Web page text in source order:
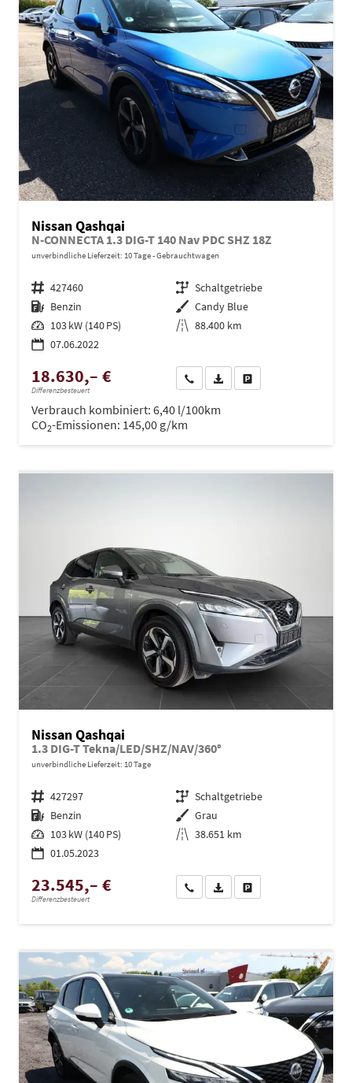
Nissan Qashqai
N-CONNECTA 1.3 DIG-T 140 Nav PDC SHZ 18Z
unverbindliche Lieferzeit: 10 Tage Gebrauchtwagen
Fahrzeugnr. 427460 Getriebe Schaltgetriebe
Kraftstoff Benzin Außenfarbe Candy Blue
Leistung 103 kW (140 PS) Kilometerstand 88.400 km
07.06.2022
18.630,– €
Differenzbesteuert
Wir rufen Sie anPDF-Datei, Fahrzeugexposé
Verbrauch kombiniert: 6,40 l/100km
CO2-Emissionen: 145,00 g/km
Nissan Qashqai
1.3 DIG-T Tekna/LED/SHZ/NAV/360°
unverbindliche Lieferzeit: 10 Tage
Fahrzeugnr. 427297 Getriebe Schaltgetriebe
Kraftstoff Benzin Außenfarbe Grau
Leistung 103 kW (140 PS) Kilometerstand 38.651 km
01.05.2023
23.545,– €
Differenzbesteuert
Wir rufen Sie anPDF-Datei, Fahrzeugexposé